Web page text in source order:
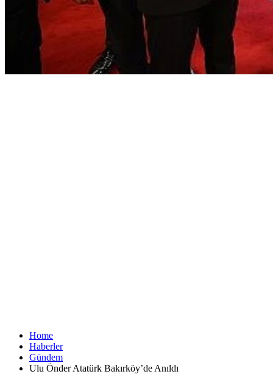
Home
Haberler
Gündem
Ulu Önder Atatürk Bakırköy’de Anıldı